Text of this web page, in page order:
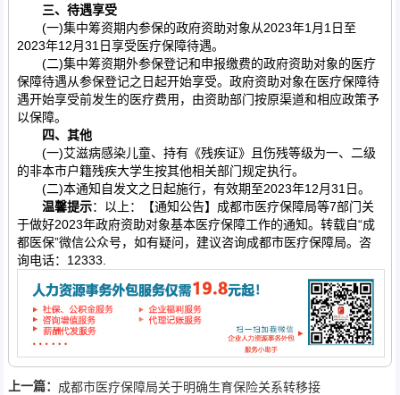
三、待遇享受
(一)集中筹资期内参保的政府资助对象从2023年1月1日至
2023年12月31日享受医疗保障待遇。
(二)集中筹资期外参保登记和申报缴费的政府资助对象的医疗
保障待遇从参保登记之日起开始享受。政府资助对象在医疗保障待
遇开始享受前发生的医疗费用，由资助部门按原渠道和相应政策予
以保障。
四、其他
(一)艾滋病感染儿童、持有《残疾证》且伤残等级为一、二级
的非本市户籍残疾大学生按其他相关部门规定执行。
(二)本通知自发文之日起施行，有效期至2023年12月31日。
温馨提示：以上：【通知公告】成都市医疗保障局等7部门关
于做好2023年政府资助对象基本医疗保障工作的通知。转载自“成
都医保”微信公众号，如有疑问，建议咨询成都市医疗保障局。咨
询电话：12333.
上一篇： 成都市医疗保障局关于明确生育保险关系转移接